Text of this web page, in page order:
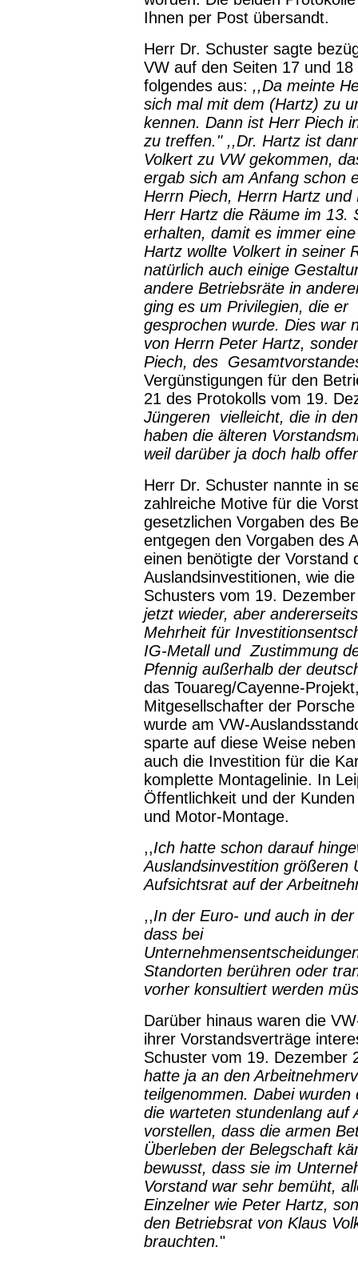
Ihnen per Post übersandt.
Herr Dr. Schuster sagte
VW auf den Seiten 17 und
folgendes aus: ,,Da meinte
sich mal mit dem (Hartz) zu
kennen. Dann ist Herr Piech
zu treffen." ,,Dr. Hartz ist
Volkert zu VW gekommen,
ergab sich am Anfang schon
Herrn Piech, Herrn Hartz
Herr Hartz die Räume im 13.
erhalten, damit es immer
Hartz wollte Volkert in seiner
natürlich auch einige
andere Betriebsräte in
ging es um Privilegien, die er
gesprochen wurde. Dies war
von Herrn Peter Hartz,
Piech, des
Vergünstigungen für den
21 des Protokolls vom 19.
Jüngeren vielleicht, die in
haben die älteren
weil darüber ja doch halb
Herr Dr. Schuster nannte in
zahlreiche Motive für die
gesetzlichen Vorgaben des
entgegen den Vorgaben des
einen benötigte der Vorstand
Auslandsinvestitionen, wie
Schusters vom 19.
jetzt wieder, aber
Mehrheit für
IG-Metall und Zustimmung
Pfennig außerhalb der
das Touareg/Cayenne-
Mitgesellschafter der
wurde am VW-
sparte auf diese Weise
auch die Investition für die
komplette Montagelinie. In
Öffentlichkeit und der
und Motor-Montage.
,,Ich hatte schon darauf
Auslandsinvestition größeren
Aufsichtsrat auf der
,,In der Euro- und auch in
dass bei
Standorten berühren oder
vorher konsultiert werden
Darüber hinaus waren die
ihrer Vorstandsverträge
Schuster vom 19. Dezember
hatte ja an den
teilgenommen. Dabei
die warteten stundenlang auf
vorstellen, dass die armen
Überleben der Belegschaft
bewusst, dass sie im
Vorstand war sehr bemüht,
Einzelner wie Peter Hartz,
den Betriebsrat von Klaus
brauchten."